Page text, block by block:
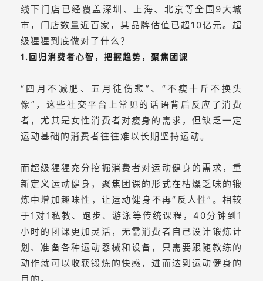
线下门店已经覆盖深圳、上海、北京等全国9大城
市，门店数量近百家，其品牌估值已超10亿元。超
级猩猩到底做对了什么？
1.回归消费者心智，把握趋势，聚焦团课
“四月不减肥、五月徒伤悲”、“不瘦十斤不换头
像”，这些社交平台上常见的话语背后反应了消费
者，尤其是女性消费者对瘦身的需求，但缺乏一定
运动基础的消费者往往难以长期坚持运动。
而超级猩猩充分挖掘消费者对运动健身的需求，重
新定义运动健身，聚焦团课的形式在枯燥乏味的锻
炼中增加趣味性，让运动健身不再“反人性”。相较
于1对1私教、跑步、游泳等传统课程，40分钟到1
小时的团课更加灵活，无需消费者自己设计锻炼计
划、准备各种运动器械和设备，只需要跟随教练的
动作就可以收获锻炼的快感，进而达到运动健身的